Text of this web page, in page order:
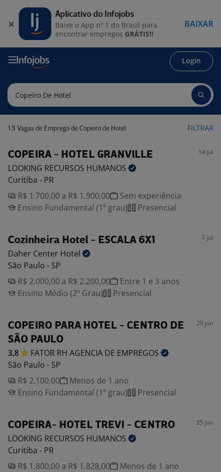
Login
13 Vagas de Emprego de Copeiro de Hotel FILTRAR
COPEIRA - HOTEL GRANVILLE 14 jul
LOOKING RECURSOS HUMANOS
Curitiba - PR
R$ 1.700,00 a R$ 1.900,00
Sem experiência
Ensino Fundamental (1º grau)
Presencial
Cozinheira Hotel - ESCALA 6X1 7 jul
Daher Center Hotel
São Paulo - SP
R$ 2.000,00 a R$ 2.200,00
Entre 1 e 3 anos
Ensino Médio (2º Grau)
Presencial
COPEIRO PARA HOTEL - CENTRO DE
SÃO PAULO
29 jun
3,8 FATOR RH AGENCIA DE EMPREGOS
São Paulo - SP
R$ 2.100,00
Menos de 1 ano
Ensino Fundamental (1º grau)
Presencial
COPEIRA- HOTEL TREVI - CENTRO 25 jun
LOOKING RECURSOS HUMANOS
Curitiba - PR
R$ 1.800,00 a R$ 1.828,00
Menos de 1 ano
Aplicativo do Infojobs
Baixe o App nº 1 do Brasil para
encontrar empregos GRÁTIS!!
BAIXAR